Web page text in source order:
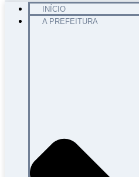
INÍCIO
A PREFEITURA